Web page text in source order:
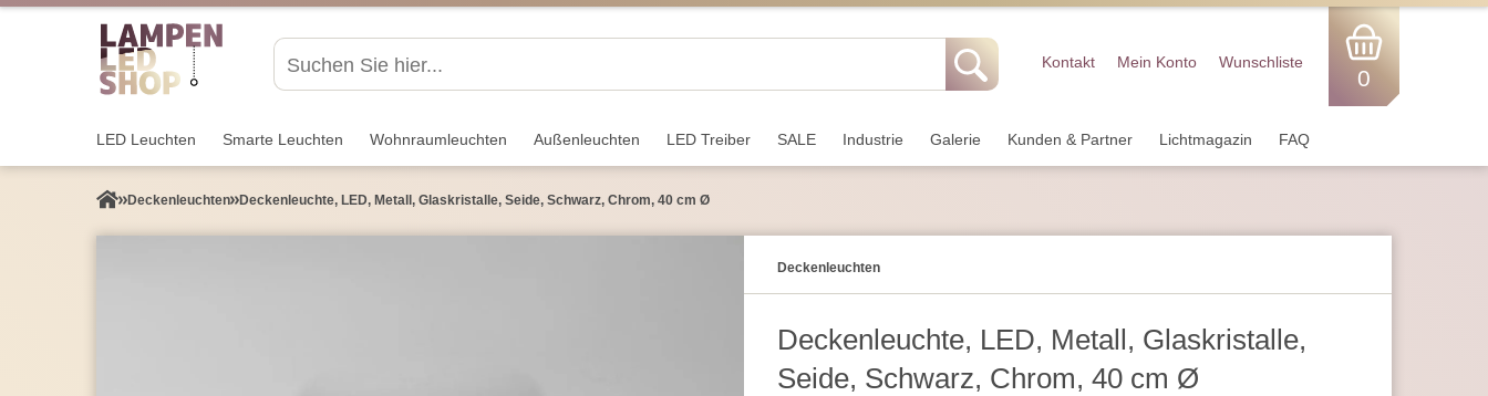
Kontakt Mein Konto Wunschliste
0
LED Leuchten Smarte Leuchten Wohnraum­leuchten Außen­leuchten LED Treiber SALE Industrie Galerie Kunden & Partner Lichtmagazin FAQ
Decken­leuchten Deckenleuchte, LED, Metall, Glaskristalle, Seide, Schwarz, Chrom, 40 cm Ø
Decken­leuchten
Deckenleuchte, LED, Metall, Glaskristalle,
Seide, Schwarz, Chrom, 40 cm Ø